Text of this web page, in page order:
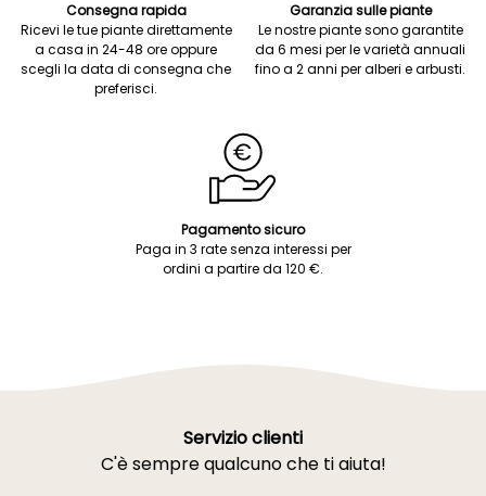
Consegna rapida
Ricevi le tue piante direttamente
a casa in 24-48 ore oppure
scegli la data di consegna che
preferisci.
Garanzia sulle piante
Le nostre piante sono garantite
da 6 mesi per le varietà annuali
fino a 2 anni per alberi e arbusti.
Pagamento sicuro
Paga in 3 rate senza interessi per
ordini a partire da 120 €.
Servizio clienti
C'è sempre qualcuno che ti aiuta!